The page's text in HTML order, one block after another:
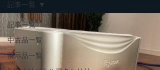
記事一覧
中古品一覧
展示品一覧
記事一覧